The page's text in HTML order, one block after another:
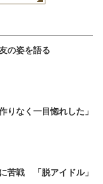
の姿を語る
りなく一目惚れした」
苦戦 「脱アイドル」